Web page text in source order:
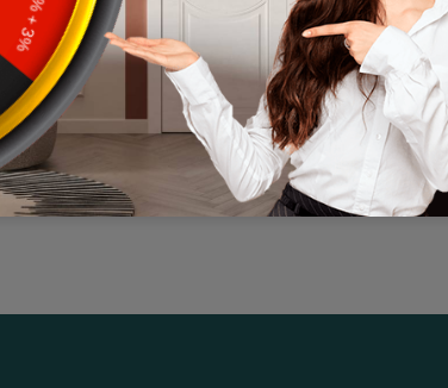
Стеновые панели